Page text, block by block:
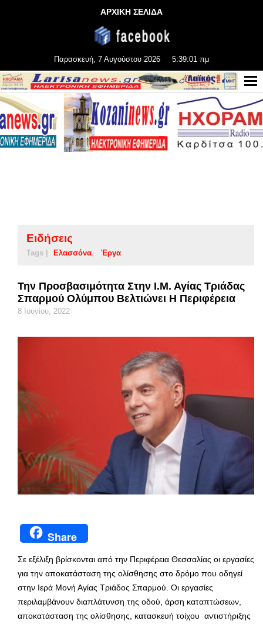
ΑΡΧΙΚΗ ΣΕΛΙΔΑ
Παρασκευή, 7 Αυγούστου 2026 5:39:01 πμ
Ειδήσεις
Tags | Ελασσόνα Έργα
Την Προσβασιμότητα Στην Ι.Μ. Αγίας Τριάδας
Σπαρμού Ολύμπου Βελτιώνει Η Περιφέρεια
8 Ιουνίου, 2022
Share
Σε εξέλιξη βρίσκονται από την Περιφέρεια Θεσσαλίας οι εργασίες
για την αποκατάσταση της ολίσθησης στο δρόμο που οδηγεί
στην Ιερά Μονή Αγίας Τριάδος Σπαρμού. Οι εργασίες
περιλαμβάνουν διαπλάτυνση της οδού, άρση καταπτώσεων,
αποκατάσταση της ολίσθησης, κατασκευή τοίχου αντιστήριξης